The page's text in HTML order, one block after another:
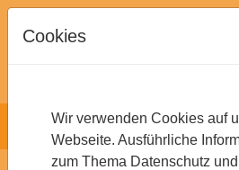
Cookies
Wir verwenden Cookies auf
Webseite. Ausführliche
zum Thema Datenschutz